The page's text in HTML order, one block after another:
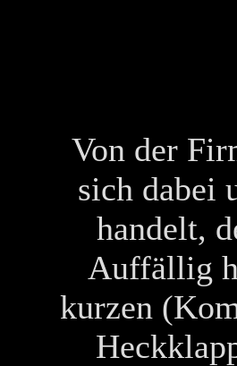
Von der
sich dabei
handelt,
Auffällig
kurzen